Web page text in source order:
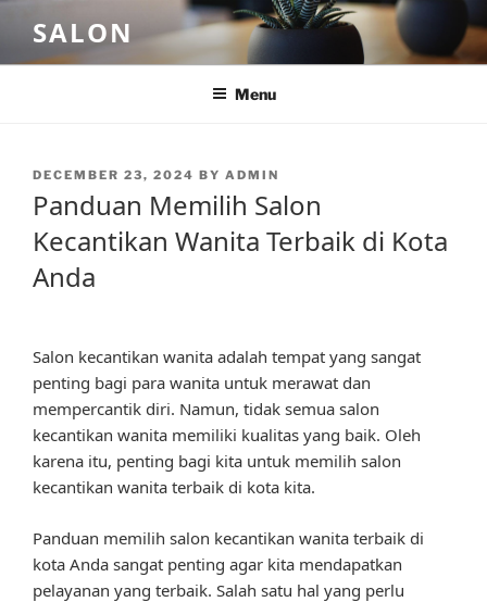
content
SALON
Menu
POSTED
DECEMBER 23, 2024 BY ADMIN
Panduan Memilih Salon
Kecantikan Wanita Terbaik di Kota
Anda
Salon kecantikan wanita adalah tempat yang sangat
penting bagi para wanita untuk merawat dan
mempercantik diri. Namun, tidak semua salon
kecantikan wanita memiliki kualitas yang baik. Oleh
karena itu, penting bagi kita untuk memilih salon
kecantikan wanita terbaik di kota kita.
Panduan memilih salon kecantikan wanita terbaik di
kota Anda sangat penting agar kita mendapatkan
pelayanan yang terbaik. Salah satu hal yang perlu